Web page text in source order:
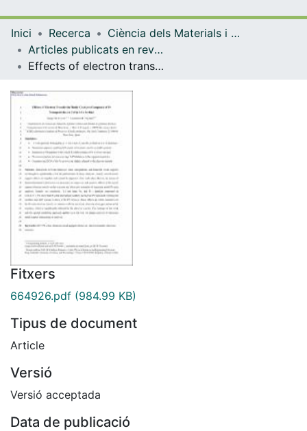
Navega per tot el DD
Inici Recerca
Ciència dels Materials i Química Física
Articles publicats en revistes (Ciència dels Materials i Química Física)
Effects of electron transfer in model catalyst composed of Pt nanoparticles on CeO2(111) surface
Fitxers
664926.pdf (984.99 KB)
Tipus de document
Article
Versió
Versió acceptada
Data de publicació